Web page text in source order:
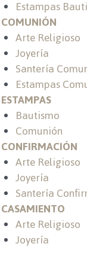
Estampas
COMUNIÓN
Arte Religioso
Joyería
Santería
Estampas
ESTAMPAS
Bautismo
Comunión
CONFIRMACIÓN
Arte Religioso
Joyería
Santería
CASAMIENTO
Arte Religioso
Joyería